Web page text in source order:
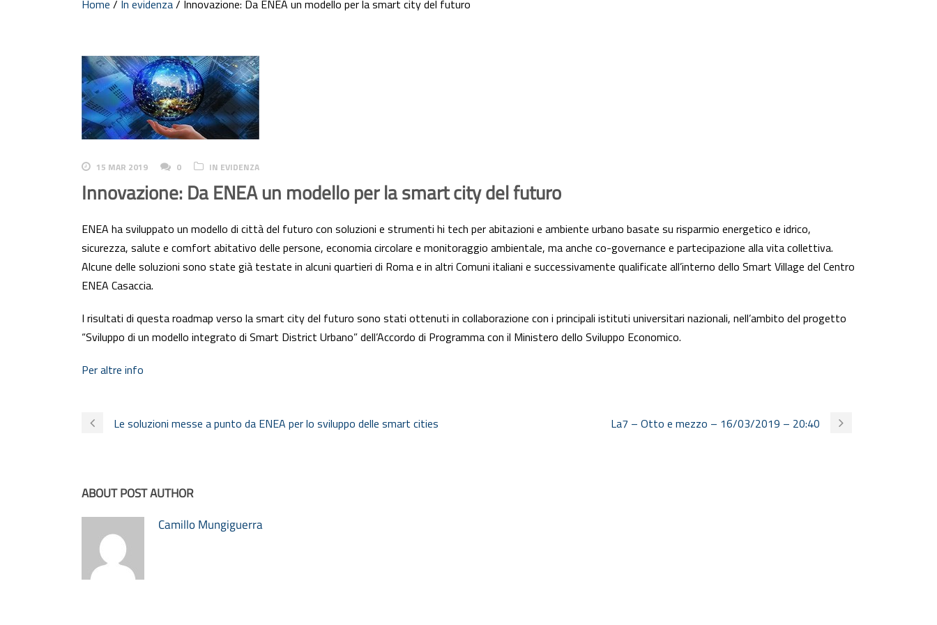
Home / In evidenza/ Innovazione: Da ENEA un modello per la smart city del futuro
15 MAR 2019 0 IN EVIDENZA
Innovazione: Da ENEA un modello per la smart city del futuro
ENEA ha sviluppato un modello di città del futuro con soluzioni e strumenti hi tech per abitazioni e ambiente urbano basate su risparmio energetico e idrico,
sicurezza, salute e comfort abitativo delle persone, economia circolare e monitoraggio ambientale, ma anche co-governance e partecipazione alla vita collettiva.
Alcune delle soluzioni sono state già testate in alcuni quartieri di Roma e in altri Comuni italiani e successivamente qualificate all’interno dello Smart Village del Centro
ENEA Casaccia.
I risultati di questa roadmap verso la smart city del futuro sono stati ottenuti in collaborazione con i principali istituti universitari nazionali, nell’ambito del progetto
“Sviluppo di un modello integrato di Smart District Urbano” dell’Accordo di Programma con il Ministero dello Sviluppo Economico.
Per altre info
Le soluzioni messe a punto da ENEA per lo sviluppo delle smart cities La7 – Otto e mezzo – 16/03/2019 – 20:40
ABOUT POST AUTHOR
Camillo Mungiguerra